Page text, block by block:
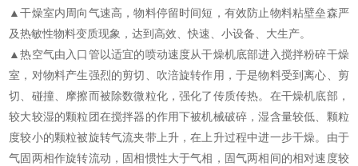
▲干燥室内周向气速高，物料停留时间短，有效防止物料粘壁垒森严
及热敏性物料变质现象，达到高效、快速、小设备、大生产。
▲热空气由入口管以适宜的喷动速度从干燥机底部进入搅拌粉碎干燥
室，对物料产生强烈的剪切、吹涪旋转作用，于是物料受到离心、剪
切、碰撞、摩擦而被除数微粒化，强化了传质传热。在干燥机底部，
较大较湿的颗粒团在搅拌器的作用下被机械破碎，湿含量较低、颗粒
度较小的颗粒被旋转气流夹带上升，在上升过程中进一步干燥。由于
气固两相作旋转流动，固相惯性大于气相，固气两相间的相对速度较